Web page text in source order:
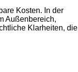
Kosten. In der
Außenbereich,
Klarheiten, die